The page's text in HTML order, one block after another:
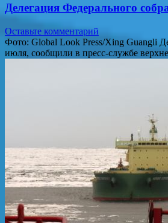
Делегация Федерального
Оставьте комментарий
Фото: Global Look Press/Xing Guangli
июля, сообщили в пресс-службе